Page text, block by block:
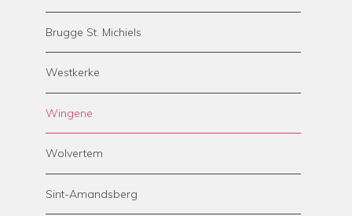
Brugge St. Michiels
Westkerke
Wingene
Wolvertem
Sint-Amandsberg